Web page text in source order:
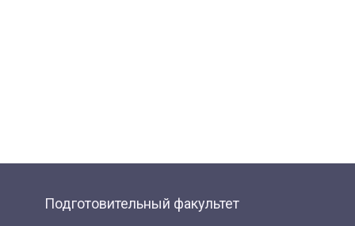
Подготовительный факультет